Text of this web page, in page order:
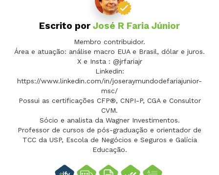
Escrito por José R Faria Júnior
Membro contribuidor.
Área e atuação: análise macro EUA e Brasil, dólar e juros.
X e Insta : @jrfariajr
Linkedin:
https://www.linkedin.com/in/joseraymundodefariajunior-
msc/
Possui as certificações CFP®, CNPI-P, CGA e Consultor
CVM.
Sócio e analista da Wagner Investimentos.
Professor de cursos de pós-graduação e orientador de
TCC da USP, Escola de Negócios e Seguros e Galícia
Educação.